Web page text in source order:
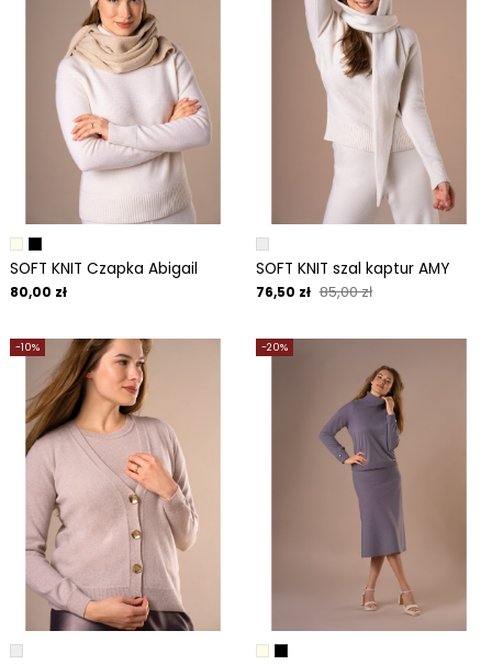
SOFT KNIT Czapka Abigail
80,00 zł
SOFT KNIT szal kaptur AMY
76,50 zł 85,00 zł
-10% -20%